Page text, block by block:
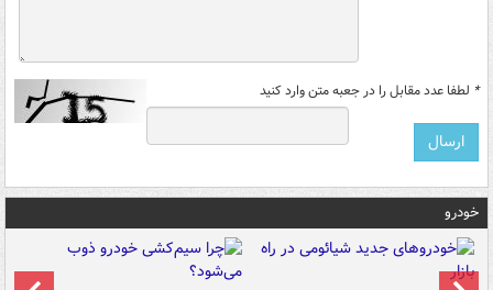
* لطفا عدد مقابل را در جعبه متن وارد کنید
خودرو